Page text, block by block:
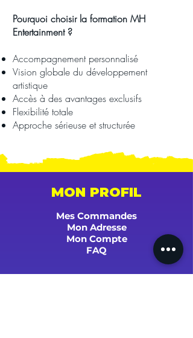
Pourquoi choisir la formation MH
Entertainment ?
Accompagnement personnalisé
Vision globale du développement
artistique
Accès à des avantages exclusifs
Flexibilité totale
Approche sérieuse et structurée
MON PROFIL
Mes Commandes
Mon Adresse
Mon Compte
FAQ